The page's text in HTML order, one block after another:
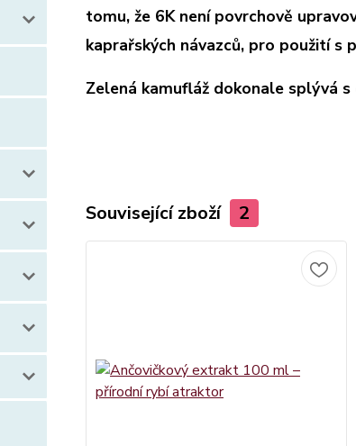
tomu, že 6K není povrchově
kaprařských návazců, pro použití s
Zelená kamufláž dokonale splývá
Související zboží 2